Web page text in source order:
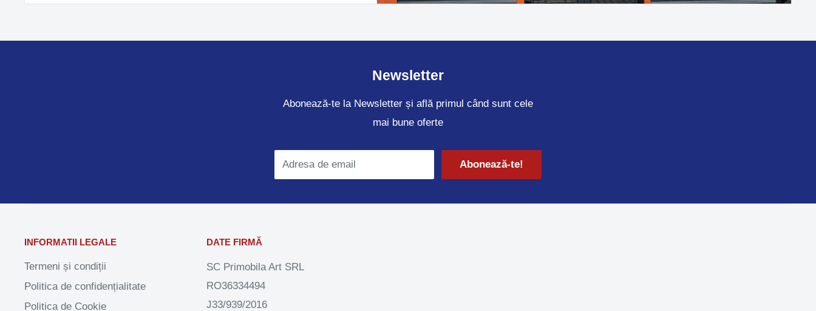
Newsletter
Abonează-te la Newsletter și află primul când sunt cele
mai bune oferte
Adresa de email Abonează-te!
INFORMATII LEGALE
Termeni și condiții
Politica de confidențialitate
Politica de Cookie
DATE FIRMĂ
SC Primobila Art SRL
RO36334494
J33/939/2016